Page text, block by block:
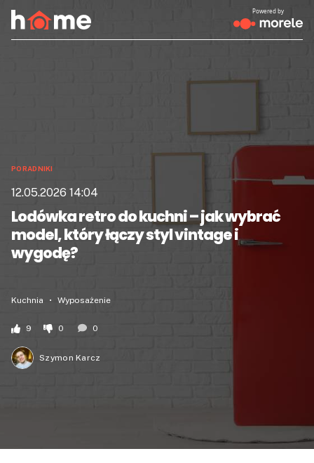
Powered by
PORADNIKI
12.05.2026 14:04
Lodówka retro do kuchni – jak wybrać
model, który łączy styl vintage i
wygodę?
Kuchnia Wyposażenie
9 0 0
Szymon Karcz